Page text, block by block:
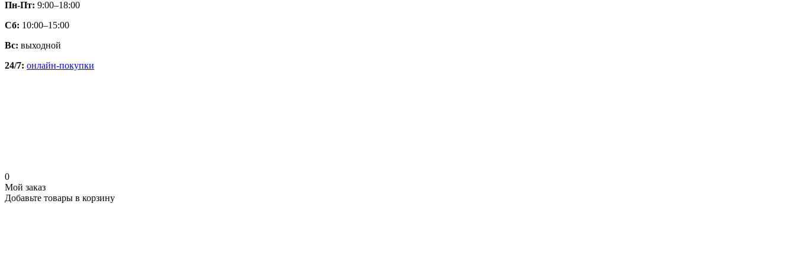
Пн-Пт: 9:00–18:00
Сб: 10:00–15:00
Вс: выходной
24/7: онлайн-покупки
0
Мой заказ
Добавьте товары в корзину